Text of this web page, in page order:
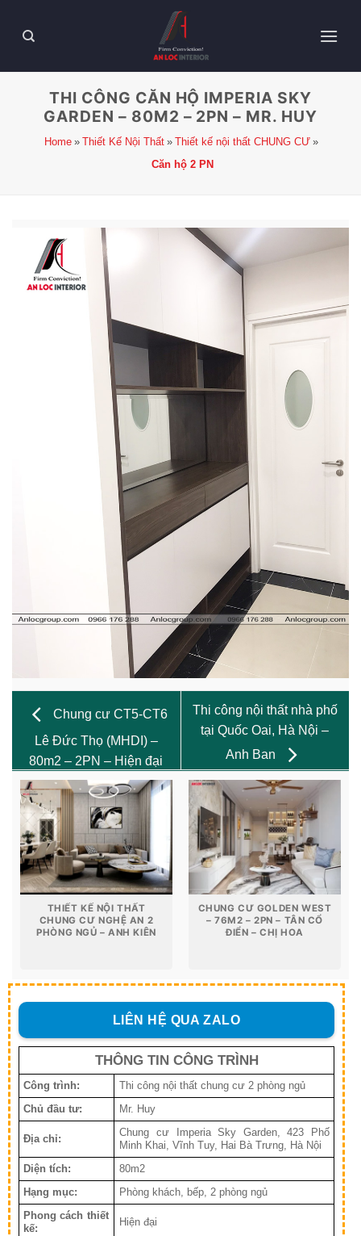
THI CÔNG CĂN HỘ IMPERIA SKY
GARDEN – 80M2 – 2PN – MR. HUY
Home Thiết Kế Nội Thất
Thiết kế nội thất CHUNG CƯ
Căn hộ 2 PN
Chung cư CT5-CT6
Lê Đức Thọ (MHDI) –
80m2 – 2PN – Hiện đại
Thi công nội thất nhà phố
tại Quốc Oai, Hà Nội –
Anh Ban
THIẾT KẾ NỘI THẤT
CHUNG CƯ NGHỆ AN 2
PHÒNG NGỦ – ANH KIÊN
CHUNG CƯ GOLDEN WEST
– 76M2 – 2PN – TÂN CỔ
ĐIỂN – CHỊ HOA
LIÊN HỆ QUA ZALO
THÔNG TIN CÔNG TRÌNH
Công trình:
Thi công nội thất chung cư 2 phòng ngủ
Chủ đầu tư:
Mr. Huy
Địa chỉ:
Chung cư Imperia Sky Garden, 423 Phố
Minh Khai, Vĩnh Tuy, Hai Bà Trưng, Hà Nội
Diện tích:
80m2
Hạng mục:
Phòng khách, bếp, 2 phòng ngủ
Phong cách thiết
kế:
Hiện đại